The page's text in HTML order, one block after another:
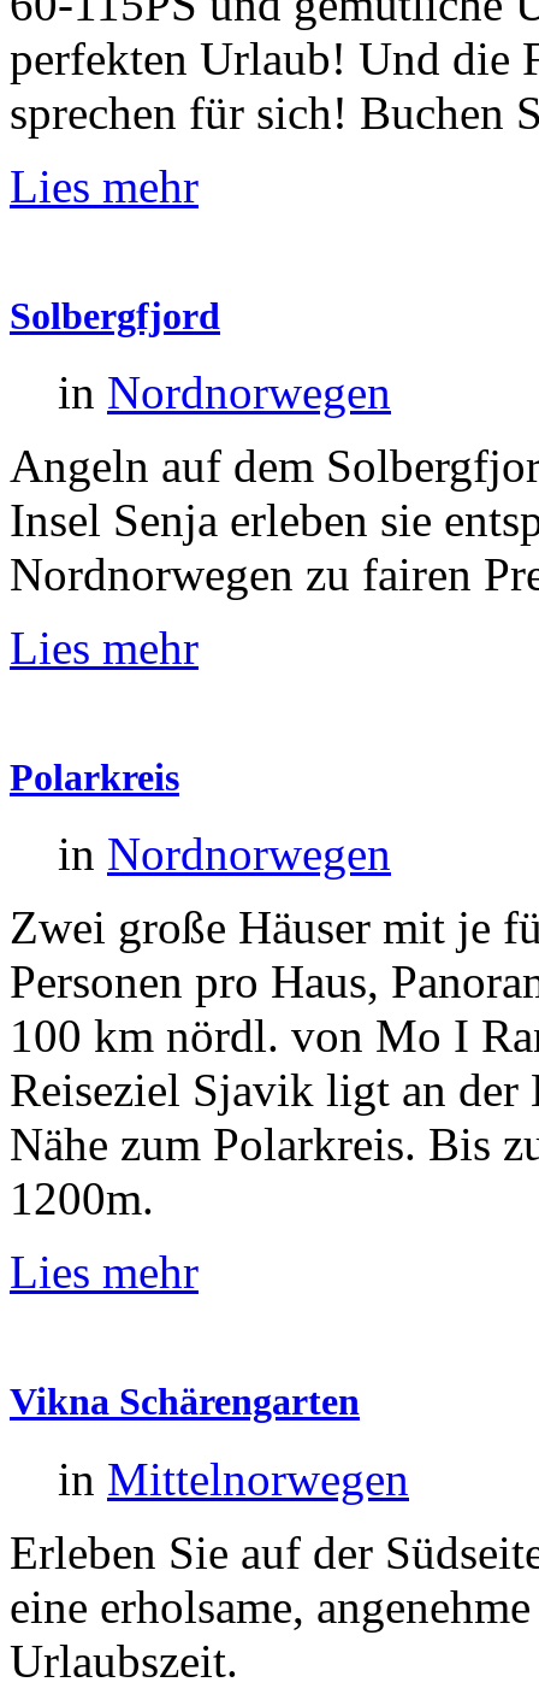
perfekten Urlaub! Und die
sprechen für sich! Buchen
Lies mehr
Solbergfjord
in Nordnorwegen
Angeln auf dem
Insel Senja erleben sie
Nordnorwegen zu fairen
Lies mehr
Polarkreis
in Nordnorwegen
Zwei große Häuser mit je
Personen pro Haus,
100 km nördl. von Mo I
Reiseziel Sjavik ligt an der
Nähe zum Polarkreis. Bis
1200m.
Lies mehr
Vikna Schärengarten
in Mittelnorwegen
Erleben Sie auf der
eine erholsame,
Urlaubszeit.